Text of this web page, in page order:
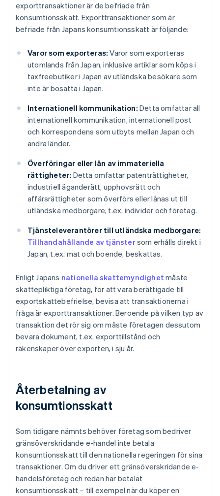
exporttransaktioner är de befriade från
konsumtionsskatt. Exporttransaktioner som är
befriade från Japans konsumtionsskatt är följande:
Varor som exporteras: Varor som exporteras
utomlands från Japan, inklusive artiklar som köps i
taxfreebutiker i Japan av utländska besökare som
inte är bosatta i Japan.
Internationell kommunikation: Detta omfattar all
internationell kommunikation, internationell post
och korrespondens som utbyts mellan Japan och
andra länder.
Överföringar eller lån av immateriella
rättigheter: Detta omfattar patenträttigheter,
industriell äganderätt, upphovsrätt och
affärsrättigheter som överförs eller lånas ut till
utländska medborgare, t.ex. individer och företag.
Tjänsteleverantörer till utländska medborgare:
Tillhandahållande av tjänstersom erhålls direkt i
Japan, t.ex. mat och boende, beskattas.
Enligt Japans nationella skattemyndighet måste
skattepliktiga företag, för att vara berättigade till
exportskattebefrielse, bevisa att transaktionerna i
fråga är exporttransaktioner. Beroende på vilken typ av
transaktion det rör sig om måste företagen dessutom
bevara dokument, t.ex. exporttillstånd och
räkenskaper över exporten, i sju år.
Återbetalning av
konsumtionsskatt
Som tidigare nämnts behöver företag som bedriver
gränsöverskridande e-handel inte betala
konsumtionsskatt till den nationella regeringen för sina
transaktioner. Om du driver ett gränsöverskridande e-
handelsföretag och redan har betalat
konsumtionsskatt – till exempel när du köper en